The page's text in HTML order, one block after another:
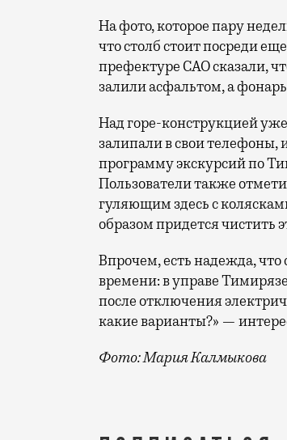
На фото, которое пару
что столб стоит посреди
префектуре САО сказали,
залили асфальтом, а фонарь
Над горе-конструкцией
залипали в свои телефоны,
программу экскурсий по
Пользователи также
гуляющим здесь с
образом придется чистить
Впрочем, есть надежда, что
времени: в управе
после отключения
какие варианты?» —
Фото: Мария Калмыкова